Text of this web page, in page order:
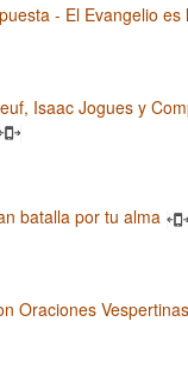
- El Evangelio es
Isaac Jogues y
batalla por tu alma
Oraciones Vespertinas